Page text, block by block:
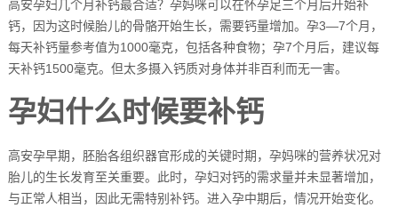
高安孕妇几个月补钙最合适？孕妈咪可以在怀孕足三个月后开始补
钙，因为这时候胎儿的骨骼开始生长，需要钙量增加。孕3—7个月，
每天补钙量参考值为1000毫克，包括各种食物；孕7个月后，建议每
天补钙1500毫克。但太多摄入钙质对身体并非百利而无一害。
孕妇什么时候要补钙
高安孕早期，胚胎各组织器官形成的关键时期，孕妈咪的营养状况对
胎儿的生长发育至关重要。此时，孕妇对钙的需求量并未显著增加，
与正常人相当，因此无需特别补钙。进入孕中期后，情况开始变化。